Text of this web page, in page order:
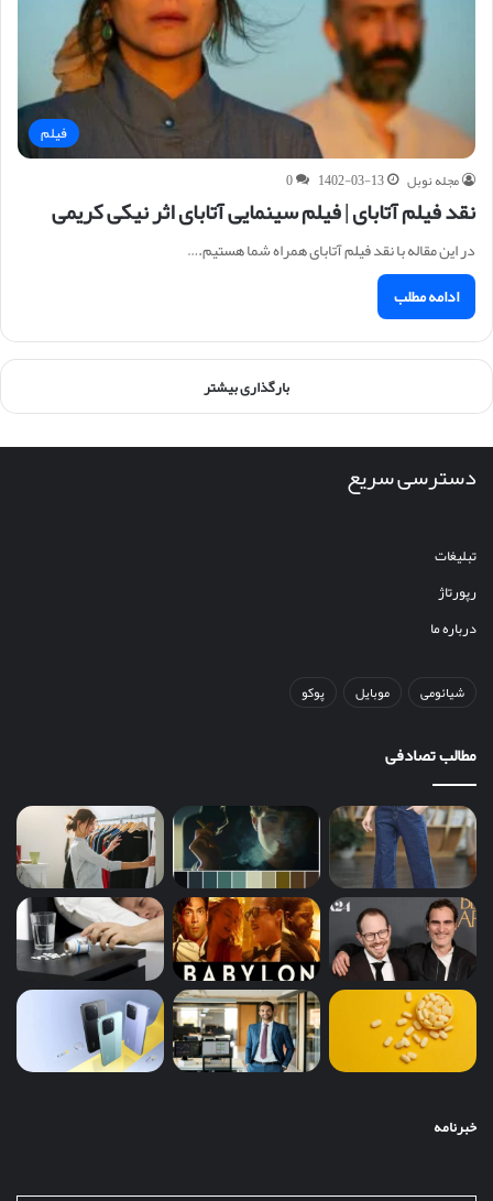
فیلم
مجله نوبل 1402-03-13
0
نقد فیلم آتابای | فیلم سینمایی آتابای اثر نیکی کریمی
در این مقاله با نقد فیلم آتابای همراه شما هستیم.…
ادامه مطلب
بارگذاری بیشتر
دسترسی سریع
تبلیغات
رپورتاژ
درباره ما
شیائومی موبایل پوکو
مطالب تصادفی
خبرنامه